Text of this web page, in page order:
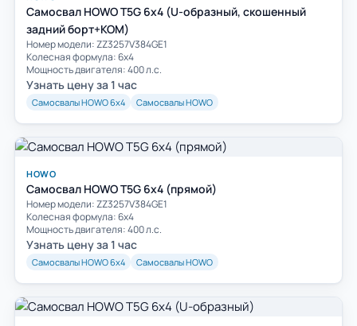
Самосвал HOWO T5G 6x4 (U-образный, скошенный
задний борт+КОМ)
Номер модели: ZZ3257V384GE1
Колесная формула: 6х4
Мощность двигателя: 400 л.с.
Узнать цену за 1 час
Самосвалы HOWO 6х4 Самосвалы HOWO
HOWO
Самосвал HOWO T5G 6x4 (прямой)
Номер модели: ZZ3257V384GE1
Колесная формула: 6х4
Мощность двигателя: 400 л.с.
Узнать цену за 1 час
Самосвалы HOWO 6х4 Самосвалы HOWO